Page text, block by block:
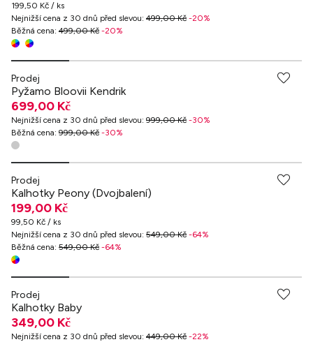
199,50 Kč / ks
Nejnižší cena z 30 dnů před slevou: 499,00 Kč -20%
Běžná cena: 499,00 Kč -20%
Prodej
Pyžamo Bloovii Kendrik
699,00 Kč
Nejnižší cena z 30 dnů před slevou: 999,00 Kč -30%
Běžná cena: 999,00 Kč -30%
Prodej
Kalhotky Peony (Dvojbalení)
199,00 Kč
99,50 Kč / ks
Nejnižší cena z 30 dnů před slevou: 549,00 Kč -64%
Běžná cena: 549,00 Kč -64%
Prodej
Kalhotky Baby
349,00 Kč
Nejnižší cena z 30 dnů před slevou: 449,00 Kč -22%